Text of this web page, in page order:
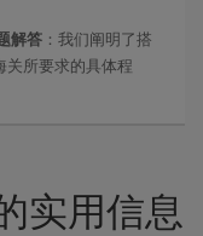
解答 ：我们阐明了搭
关所要求的具体程
实用信息